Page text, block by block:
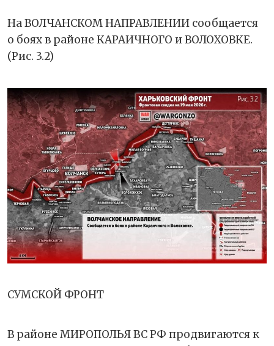
На ВОЛЧАНСКОМ НАПРАВЛЕНИИ сообщается
о боях в районе КАРАИЧНОГО и ВОЛОХОВКЕ.
(Рис. 3.2)
СУМСКОЙ ФРОНТ
В районе МИРОПОЛЬЯ ВС РФ продвигаются к